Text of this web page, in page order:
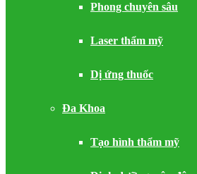
Phong chuyên sâu
Laser thẩm mỹ
Dị ứng thuốc
Đa Khoa
Tạo hình thẩm mỹ